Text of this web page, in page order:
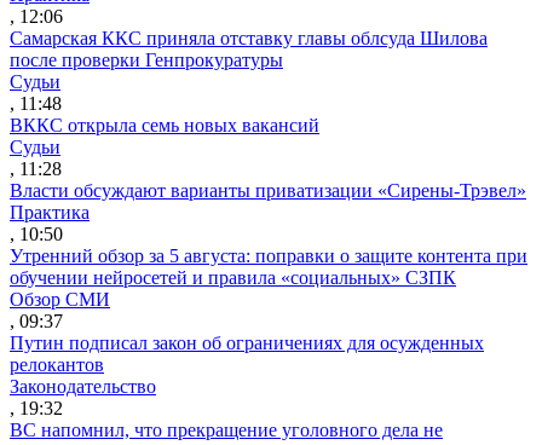
, 12:06
Самарская ККС приняла отставку главы облсуда Шилова
после проверки Генпрокуратуры
Судьи
, 11:48
ВККС открыла семь новых вакансий
Судьи
, 11:28
Власти обсуждают варианты приватизации «Сирены-Трэвел»
Практика
, 10:50
Утренний обзор за 5 августа: поправки о защите контента при
обучении нейросетей и правила «социальных» СЗПК
Обзор СМИ
, 09:37
Путин подписал закон об ограничениях для осужденных
релокантов
Законодательство
, 19:32
ВС напомнил, что прекращение уголовного дела не